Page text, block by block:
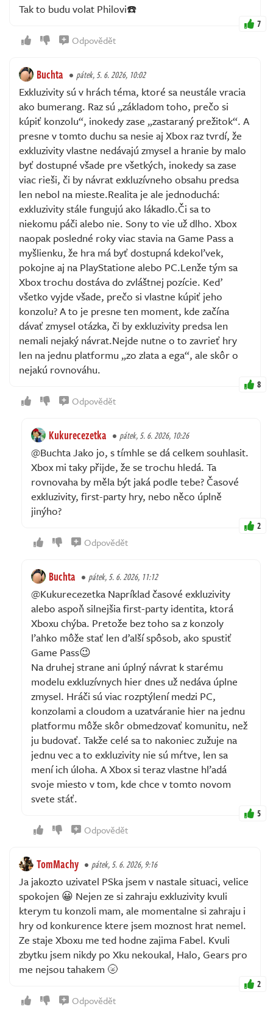
Tak to budu volat Philovi☎️
7
Odpovědět
Buchta pátek, 5. 6. 2026, 10:02
Exkluzivity sú v hrách téma, ktoré sa neustále vracia
ako bumerang. Raz sú „základom toho, prečo si
kúpiť konzolu“, inokedy zase „zastaraný prežitok“. A
presne v tomto duchu sa nesie aj Xbox raz tvrdí, že
exkluzivity vlastne nedávajú zmysel a hranie by malo
byť dostupné všade pre všetkých, inokedy sa zase
viac rieši, či by návrat exkluzívneho obsahu predsa
len nebol na mieste.Realita je ale jednoduchá:
exkluzivity stále fungujú ako lákadlo.Či sa to
niekomu páči alebo nie. Sony to vie už dlho. Xbox
naopak posledné roky viac stavia na Game Pass a
myšlienku, že hra má byť dostupná kdekoľvek,
pokojne aj na PlayStatione alebo PC.Lenže tým sa
Xbox trochu dostáva do zvláštnej pozície. Keď
všetko vyjde všade, prečo si vlastne kúpiť jeho
konzolu? A to je presne ten moment, kde začína
dávať zmysel otázka, či by exkluzivity predsa len
nemali nejaký návrat.Nejde nutne o to zavrieť hry
len na jednu platformu „zo zlata a ega“, ale skôr o
nejakú rovnováhu.
8
Odpovědět
Kukurecezetka pátek, 5. 6. 2026, 10:26
@Buchta Jako jo, s tímhle se dá celkem souhlasit.
Xbox mi taky přijde, že se trochu hledá. Ta
rovnovaha by měla být jaká podle tebe? Časové
exkluzivity, first-party hry, nebo něco úplně
jinýho?
2
Odpovědět
Buchta pátek, 5. 6. 2026, 11:12
@Kukurecezetka Napríklad časové exkluzivity
alebo aspoň silnejšia first-party identita, ktorá
Xboxu chýba. Pretože bez toho sa z konzoly
ľahko môže stať len ďalší spôsob, ako spustiť
Game Pass😉
Na druhej strane ani úplný návrat k starému
modelu exkluzívnych hier dnes už nedáva úplne
zmysel. Hráči sú viac rozptýlení medzi PC,
konzolami a cloudom a uzatváranie hier na jednu
platformu môže skôr obmedzovať komunitu, než
ju budovať. Takže celé sa to nakoniec zužuje na
jednu vec a to exkluzivity nie sú mŕtve, len sa
mení ich úloha. A Xbox si teraz vlastne hľadá
svoje miesto v tom, kde chce v tomto novom
svete stáť.
5
Odpovědět
TomMachy pátek, 5. 6. 2026, 9:16
Ja jakozto uzivatel PSka jsem v nastale situaci, velice
spokojen 😀 Nejen ze si zahraju exkluzivity kvuli
kterym tu konzoli mam, ale momentalne si zahraju i
hry od konkurence ktere jsem moznost hrat nemel.
Ze staje Xboxu me ted hodne zajima Fabel. Kvuli
zbytku jsem nikdy po Xku nekoukal, Halo, Gears pro
me nejsou tahakem 🌝
2
Odpovědět